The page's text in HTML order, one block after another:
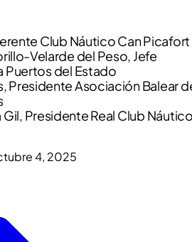
Club Náutico Can Picafort
Velarde del Peso, Jefe
Puertos del Estado
Presidente Asociación Balear
Presidente Real Club
4, 2025